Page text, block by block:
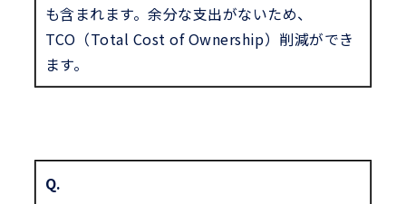
も含まれます。余分な支出がないため、
TCO（Total Cost of Ownership）削減ができ
ます。
Q.